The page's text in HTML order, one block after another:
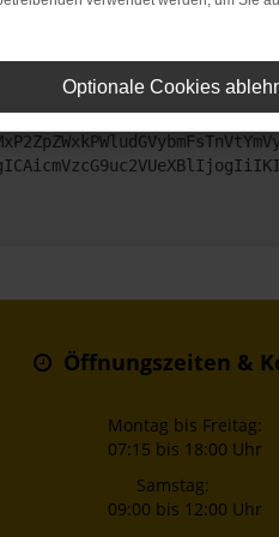
Wir werden versuchen,
Öffnungszeiten &
Montag bis Freitag:
07:15 bis 18:00 Uhr
Samstag:
09:00 bis 12:00 Uhr
Optionale Cookies